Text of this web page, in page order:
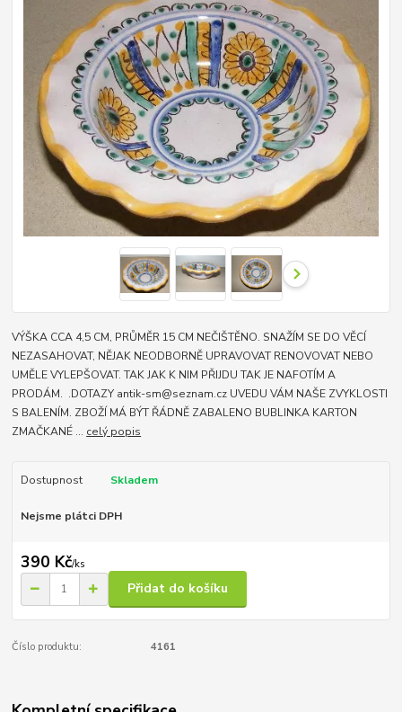
VÝŠKA CCA 4,5 CM, PRŮMĚR 15 CM NEČIŠTĚNO. SNAŽÍM SE DO VĚCÍ
NEZASAHOVAT, NĚJAK NEODBORNĚ UPRAVOVAT RENOVOVAT NEBO
UMĚLE VYLEPŠOVAT. TAK JAK K NIM PŘIJDU TAK JE NAFOTÍM A
PRODÁM. .DOTAZY antik-sm@seznam.cz UVEDU VÁM NAŠE ZVYKLOSTI
S BALENÍM. ZBOŽÍ MÁ BÝT ŘÁDNĚ ZABALENO BUBLINKA KARTON
ZMAČKANÉ ... celý popis
Dostupnost Skladem
Nejsme plátci DPH
390 Kč/ks
Přidat do košíku
Číslo produktu: 4161